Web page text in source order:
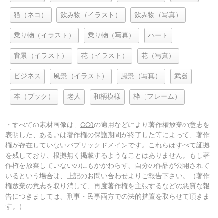
猫（ネコ） 飲み物（イラスト） 飲み物（写真）
乗り物（イラスト） 乗り物（写真） ハート
背景（イラスト） 花（イラスト） 花（写真）
ビジネス 風景（イラスト） 風景（写真） 武器
本（ブック） 老人 和柄模様 枠（フレーム）
・すべての素材画像は、CC0の適用などにより著作権放棄の意志を
表明した、あるいは著作権の保護期間が終了した等によって、著作
権が存在していないパブリックドメインです。これらはすべて証拠
を残しており、根拠無く掲載するようなことはありません。もし著
作権を放棄していないのにもかかわらず、自分の作品が公開されて
いるという場合は、上記のお問い合わせよりご報告下さい。（著作
権放棄の意志を取り消して、再度著作権を主張するなどの悪質な報
告につきましては、刑事・民事両方での法的措置を取らせて頂きま
す。）